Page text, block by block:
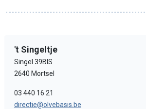
't Singeltje
Singel 39BIS
2640 Mortsel
03 440 16 21
directie@olvebasis.be